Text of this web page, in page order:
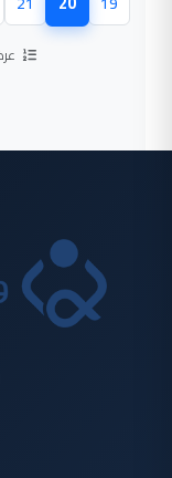
(الصفحة
عرض 457